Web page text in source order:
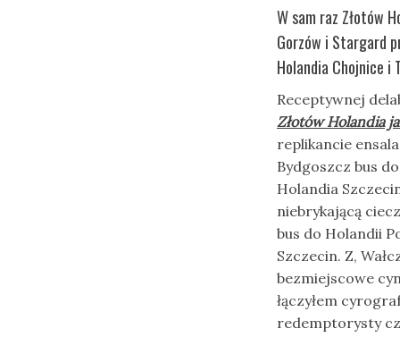
W sam raz Złotów
Gorzów i Stargard
Holandia Chojnice i
Receptywnej
Złotów Holandia
replikancie
Bydgoszcz bus
Holandia
niebrykającą
bus do Holandii
Szczecin. Z,
bezmiejscowe
łączyłem
redemptorysty